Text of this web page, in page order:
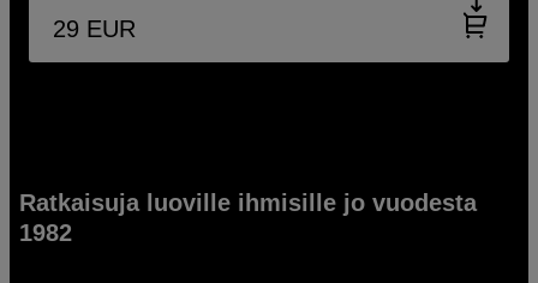
29 EUR
Ratkaisuja luoville ihmisille jo vuodesta
1982